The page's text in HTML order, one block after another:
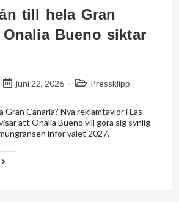
till hela Gran
Onalia Bueno siktar
juni 22, 2026 Pressklipp
Gran Canaria? Nya reklamtavlor i Las
att Onalia Bueno vill göra sig synlig
inför valet 2027.